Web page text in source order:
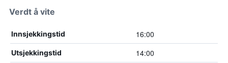
Verdt å vite
Innsjekkingstid 16:00
Utsjekkingstid 14:00